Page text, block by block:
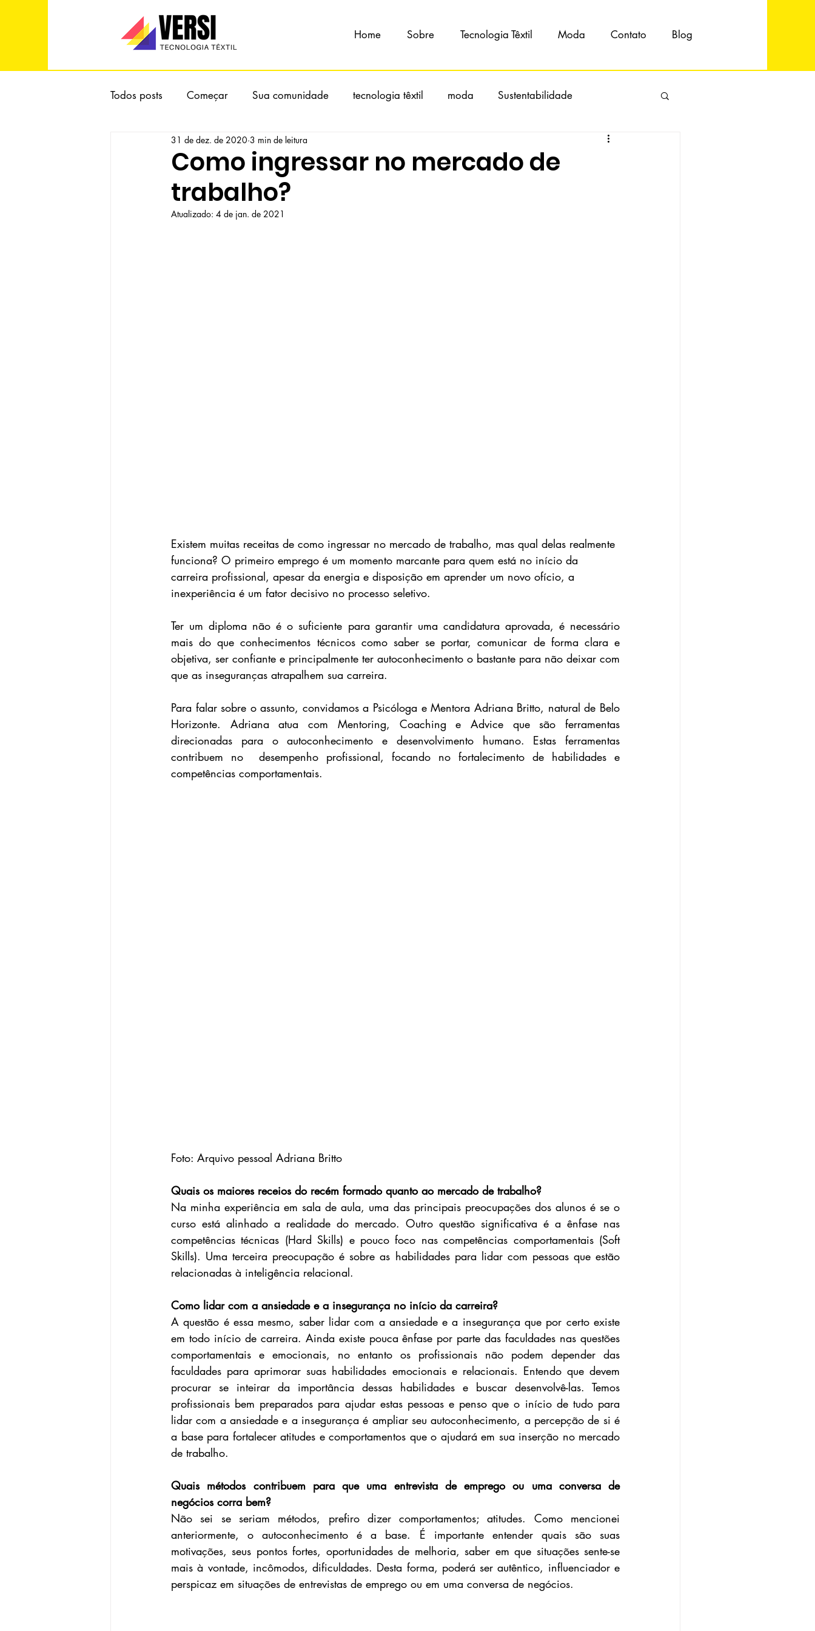
Home Sobre Tecnologia Têxtil Moda Contato Blog
Todos posts Começar Sua comunidade tecnologia têxtil moda Sustentabilidade
Como ingressar no mercado de
trabalho?
31 de dez. de 2020 3 min de leitura
Atualizado: 4 de jan. de 2021
Existem muitas receitas de como ingressar no mercado de trabalho, mas qual delas realmente
funciona? O primeiro emprego é um momento marcante para quem está no início da
carreira profissional, apesar da energia e disposição em aprender um novo ofício, a
inexperiência é um fator decisivo no processo seletivo.
Ter um diploma não é o suficiente para garantir uma candidatura aprovada, é necessário
mais do que conhecimentos técnicos como saber se portar, comunicar de forma clara e
objetiva, ser confiante e principalmente ter autoconhecimento o bastante para não deixar com
que as inseguranças atrapalhem sua carreira.
Para falar sobre o assunto, convidamos a Psicóloga e Mentora Adriana Britto, natural de Belo
Horizonte. Adriana atua com Mentoring, Coaching e Advice que são ferramentas
direcionadas para o autoconhecimento e desenvolvimento humano. Estas ferramentas
contribuem no  desempenho profissional, focando no fortalecimento de habilidades e
competências comportamentais.
Foto: Arquivo pessoal Adriana Britto
Quais os maiores receios do recém formado quanto ao mercado de trabalho?
Na minha experiência em sala de aula, uma das principais preocupações dos alunos é se o
curso está alinhado a realidade do mercado. Outro questão significativa é a ênfase nas
competências técnicas (Hard Skills) e pouco foco nas competências comportamentais (Soft
Skills). Uma terceira preocupação é sobre as habilidades para lidar com pessoas que estão
relacionadas à inteligência relacional.
Como lidar com a ansiedade e a insegurança no início da carreira?
A questão é essa mesmo, saber lidar com a ansiedade e a insegurança que por certo existe
em todo início de carreira. Ainda existe pouca ênfase por parte das faculdades nas questões
comportamentais e emocionais, no entanto os profissionais não podem depender das
faculdades para aprimorar suas habilidades emocionais e relacionais. Entendo que devem
procurar se inteirar da importância dessas habilidades e buscar desenvolvê-las. Temos
profissionais bem preparados para ajudar estas pessoas e penso que o início de tudo para
lidar com a ansiedade e a insegurança é ampliar seu autoconhecimento, a percepção de si é
a base para fortalecer atitudes e comportamentos que o ajudará em sua inserção no mercado
de trabalho.
Quais métodos contribuem para que uma entrevista de emprego ou uma conversa de
negócios corra bem?
Não sei se seriam métodos, prefiro dizer comportamentos; atitudes. Como mencionei
anteriormente, o autoconhecimento é a base. É importante entender quais são suas
motivações, seus pontos fortes, oportunidades de melhoria, saber em que situações sente-se
mais à vontade, incômodos, dificuldades. Desta forma, poderá ser autêntico, influenciador e
perspicaz em situações de entrevistas de emprego ou em uma conversa de negócios.